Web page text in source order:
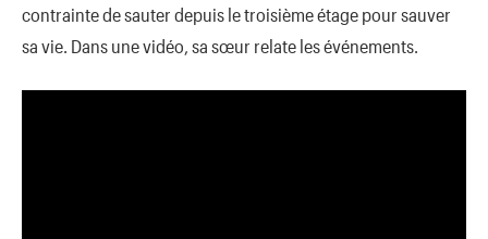
contrainte de sauter depuis le troisième étage pour sauver
sa vie. Dans une vidéo, sa sœur relate les événements.